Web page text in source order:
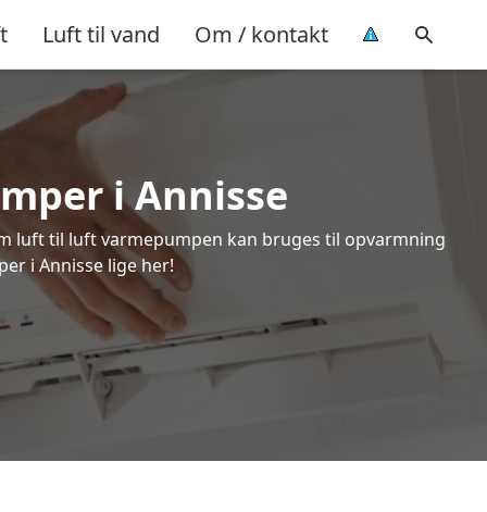
Luft til vand Om / kontakt
i Annisse
luft til luft varmepumpen kan bruges til opvarmning
i Annisse lige her!